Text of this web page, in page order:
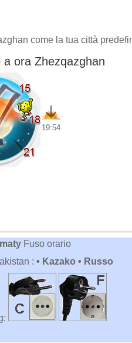
come la tua città
ora Zhezqazghan
19:54
Fuso orario
: • Kazako • Russo